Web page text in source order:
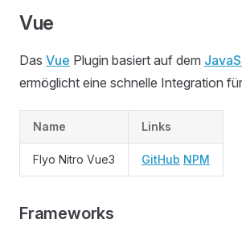
Vue
Das Vue Plugin basiert auf dem
ermöglicht eine schnelle Integration
Name Links
Flyo Nitro Vue3 GitHub NPM
Frameworks